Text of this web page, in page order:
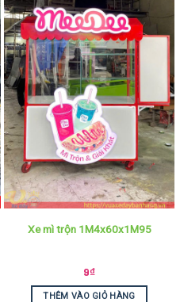
Xe mì trộn 1M4x60x1M95
9₫
THÊM VÀO GIỎ HÀNG